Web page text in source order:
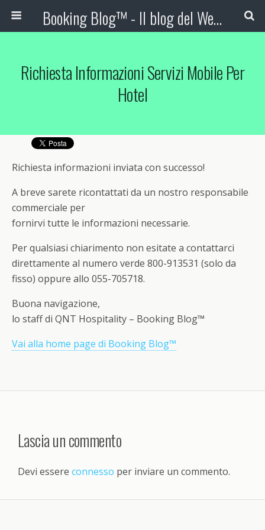
Booking Blog™ - Il blog del Web Marketing Turistico
Richiesta Informazioni Servizi Mobile Per
Hotel
Richiesta informazioni inviata con successo!
A breve sarete ricontattati da un nostro responsabile
commerciale per
fornirvi tutte le informazioni necessarie.
Per qualsiasi chiarimento non esitate a contattarci
direttamente al numero verde 800-913531 (solo da
fisso) oppure allo 055-705718.
Buona navigazione,
lo staff di QNT Hospitality – Booking Blog™
Vai alla home page di Booking Blog™
Lascia un commento
Devi essere connesso per inviare un commento.